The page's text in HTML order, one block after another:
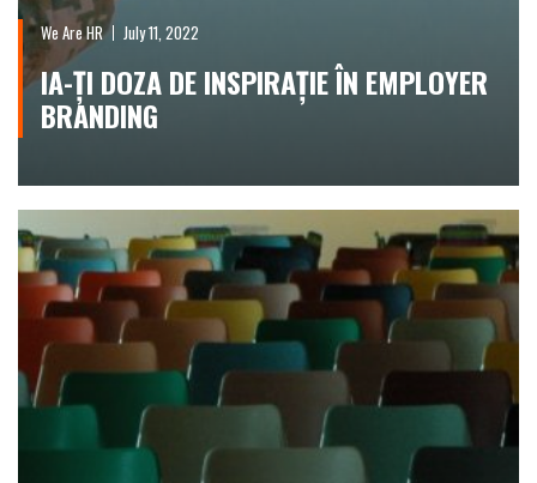
We Are HR July 11, 2022
IA-ȚI DOZA DE INSPIRAȚIE ÎN EMPLOYER
BRANDING